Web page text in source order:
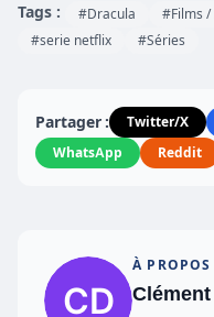
Tags : #Dracula #Films /
#serie netflix
#Séries
Partager : Twitter/X
WhatsApp
Reddit
À